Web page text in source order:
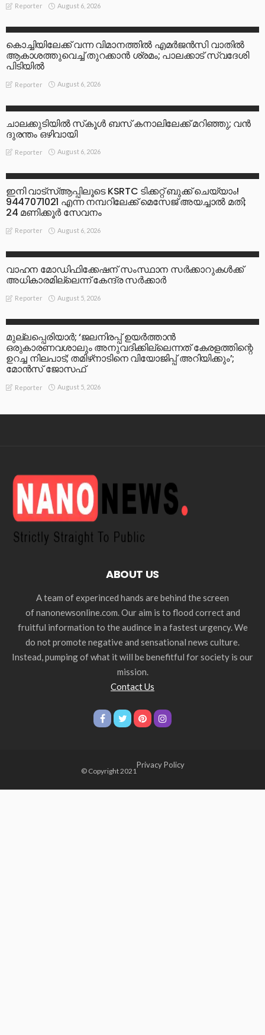
Reporter August 6, 2026
കൊച്ചിയിലേക്ക് വന്ന വിമാനത്തിൽ എമർജൻസി വാതിൽ
ആകാശത്തുവെച്ച് തുറക്കാൻ ശ്രമം; പാലക്കാട് സ്വദേശി
പിടിയിൽ
Reporter August 6, 2026
ചാലക്കുടിയിൽ സ്‌കൂൾ ബസ് കനാലിലേക്ക് മറിഞ്ഞു; വൻ
ദുരന്തം ഒഴിവായി
Reporter August 6, 2026
ഇനി വാട്‌സ്ആപ്പിലൂടെ KSRTC ടിക്കറ്റ് ബുക്ക് ചെയ്യാം!
9447071021 എന്ന നമ്പറിലേക്ക് മെസേജ് അയച്ചാൽ മതി;
24 മണിക്കൂർ സേവനം
Reporter August 6, 2026
വാഹന മോഡിഫിക്കേഷന് സംസ്ഥാന സർക്കാറുകൾക്ക്
അധികാരമില്ലെന്ന് കേന്ദ്ര സർക്കാർ
Reporter August 5, 2026
മുല്ലപ്പെരിയാര്‍; ‘ജലനിരപ്പ് ഉയര്‍ത്താന്‍
ഒരുകാരണവശാലും അനുവദിക്കില്ലെന്നത് കേരളത്തിന്റെ
ഉറച്ച നിലപാട്; തമിഴ്‌നാടിനെ വിയോജിപ്പ് അറിയിക്കും’;
മോന്‍സ് ജോസഫ്
Reporter August 5, 2026
ABOUT US
A team of experinced hands are behind the screen
of nanonewsonline.com. Our aim is to flood correct and
fruitful information to the audince in a fastest urgency. We
do not promote negative and sensational news culture.
Instead, pumping of what it will be benefitful for society is our
mission.
Contact Us
© Copyright 2021
Privacy Policy